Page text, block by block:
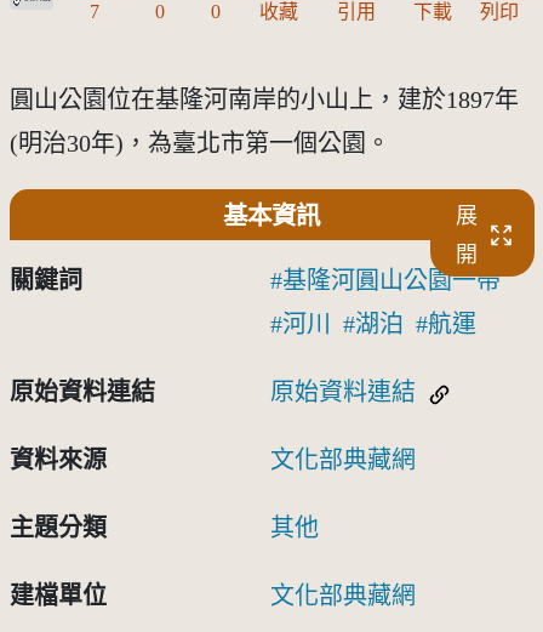
7 0 0 收藏 引用 下載 列印
圓山公園位在基隆河南岸的小山上，建於1897年
(明治30年)，為臺北市第一個公園。
基本資訊
展
開
關鍵詞
基隆河圓山公園一帶
河川
湖泊 航運
原始資料連結 原始資料連結
資料來源 文化部典藏網
主題分類 其他
建檔單位 文化部典藏網